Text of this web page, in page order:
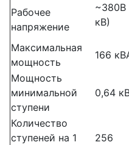
Рабочее
напряжение
~380В
кВ)
Максимальная
мощность
166
Мощность
минимальной
ступени
0,64
Количество
ступеней на 1
256